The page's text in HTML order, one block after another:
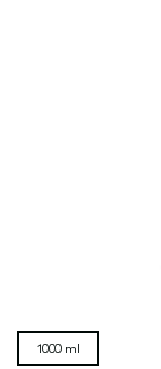
CUERO
TODAS LAS
1000 ml